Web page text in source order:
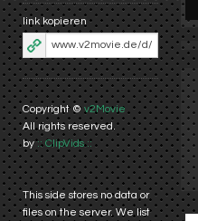
link kopieren
Copyright © v2Movie
All rights reserved.
by:: ClipVids ::
This side stores no data or
files on the server. We list